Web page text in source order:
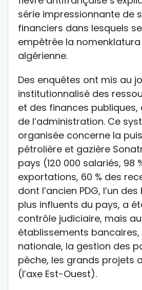
série im­pressionnante de
financiers dans lesquels
empêtrée la
algérienne.
Des enquêtes ont mis au
institutionnalisé des
et des finances publiques,
de l’administration. Ce
organisée concerne la
pétrolière et gazière
pays (120 000 salariés, 98
exportations, 60 % des
dont l’ancien PDG, l’un
plus influents du pays, a
contrôle judiciaire, mais
établissements
nationale, la gestion des
pêche, les grands projets
(l’axe Est-Ouest).